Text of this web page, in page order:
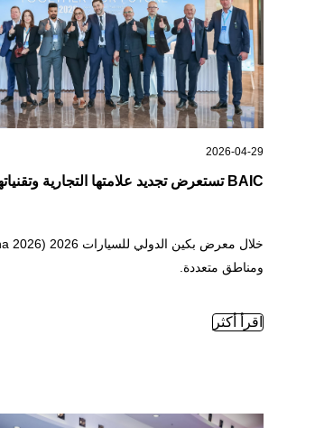
2026-04-29
BAIC تستعرض تجديد علامتها التجارية وتقنياتها أمام شركائها العالميين في بكين
ومناطق متعددة.
BAIC تستعرض تجديد علامتها التجارية وتقنياتها أمام شركائها العالميين في بكين —
اقرأ أكثر